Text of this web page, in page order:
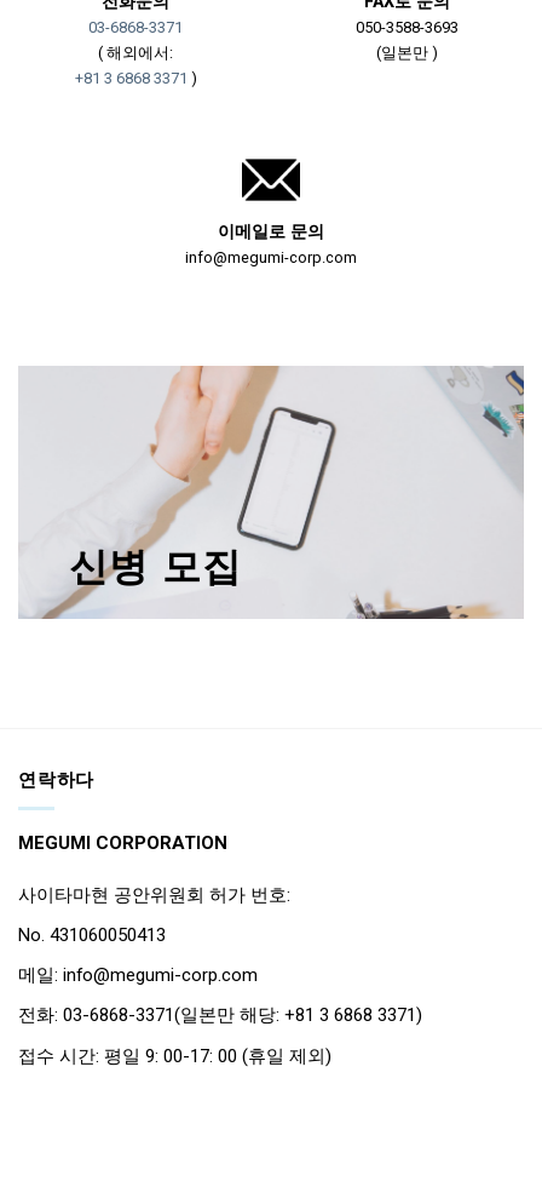
03-6868-3371
( 해외에서:
+81 3 6868 3371 )
050-3588-3693
(일본만 )
이메일로 문의
info@megumi-corp.com
신병 모집
연락하다
MEGUMI CORPORATION
사이타마현 공안위원회 허가 번호:
No. 431060050413
메일: info@megumi-corp.com
전화: 03-6868-3371(일본만 해당: +81 3 6868 3371)
접수 시간: 평일 9: 00-17: 00 (휴일 제외)